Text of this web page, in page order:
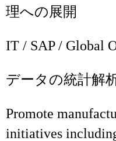
理への展開
IT / SAP / Global
データの統計解
Promote
initiatives